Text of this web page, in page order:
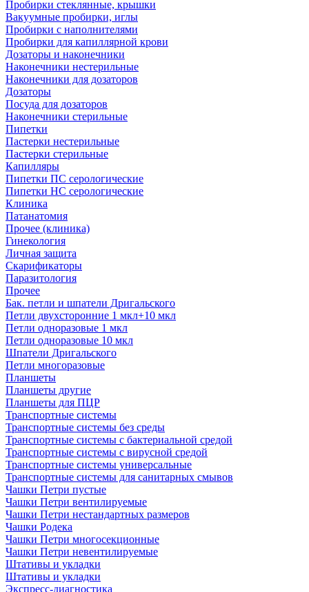
Пробирки стеклянные, крышки
Вакуумные пробирки, иглы
Пробирки с наполнителями
Пробирки для капиллярной крови
Дозаторы и наконечники
Наконечники нестерильные
Наконечники для дозаторов
Дозаторы
Посуда для дозаторов
Наконечники стерильные
Пипетки
Пастерки нестерильные
Пастерки стерильные
Капилляры
Пипетки ПС серологические
Пипетки НС серологические
Клиника
Патанатомия
Прочее (клиника)
Гинекология
Личная защита
Скарификаторы
Паразитология
Прочее
Бак. петли и шпатели Дригальского
Петли двухсторонние 1 мкл+10 мкл
Петли одноразовые 1 мкл
Петли одноразовые 10 мкл
Шпатели Дригальского
Петли многоразовые
Планшеты
Планшеты другие
Планшеты для ПЦР
Транспортные системы
Транспортные системы без среды
Транспортные системы с бактериальной средой
Транспортные системы с вирусной средой
Транспортные системы универсальные
Транспортные системы для санитарных смывов
Чашки Петри пустые
Чашки Петри вентилируемые
Чашки Петри нестандартных размеров
Чашки Родека
Чашки Петри многосекционные
Чашки Петри невентилируемые
Штативы и укладки
Штативы и укладки
Экспресс-диагностика